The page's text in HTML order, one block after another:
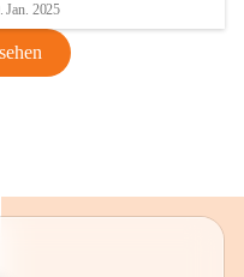
Jan. 2025